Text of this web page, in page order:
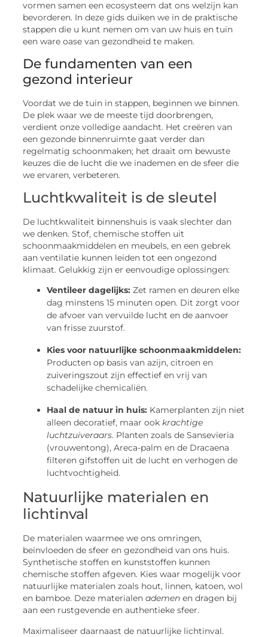
vormen samen een ecosysteem dat ons welzijn kan
bevorderen. In deze gids duiken we in de praktische
stappen die u kunt nemen om van uw huis en tuin
een ware oase van gezondheid te maken.
De fundamenten van een
gezond interieur
Voordat we de tuin in stappen, beginnen we binnen.
De plek waar we de meeste tijd doorbrengen,
verdient onze volledige aandacht. Het creëren van
een gezonde binnenruimte gaat verder dan
regelmatig schoonmaken; het draait om bewuste
keuzes die de lucht die we inademen en de sfeer die
we ervaren, verbeteren.
Luchtkwaliteit is de sleutel
De luchtkwaliteit binnenshuis is vaak slechter dan
we denken. Stof, chemische stoffen uit
schoonmaakmiddelen en meubels, en een gebrek
aan ventilatie kunnen leiden tot een ongezond
klimaat. Gelukkig zijn er eenvoudige oplossingen:
Ventileer dagelijks: Zet ramen en deuren elke
dag minstens 15 minuten open. Dit zorgt voor
de afvoer van vervuilde lucht en de aanvoer
van frisse zuurstof.
Kies voor natuurlijke schoonmaakmiddelen:
Producten op basis van azijn, citroen en
zuiveringszout zijn effectief en vrij van
schadelijke chemicaliën.
Haal de natuur in huis: Kamerplanten zijn niet
alleen decoratief, maar ookkrachtige
luchtzuiveraars. Planten zoals de Sansevieria
(vrouwentong), Areca-palm en de Dracaena
filteren gifstoffen uit de lucht en verhogen de
luchtvochtigheid.
Natuurlijke materialen en
lichtinval
De materialen waarmee we ons omringen,
beïnvloeden de sfeer en gezondheid van ons huis.
Synthetische stoffen en kunststoffen kunnen
chemische stoffen afgeven. Kies waar mogelijk voor
natuurlijke materialen zoals hout, linnen, katoen, wol
en bamboe. Deze materialenademen en dragen bij
aan een rustgevende en authentieke sfeer.
Maximaliseer daarnaast de natuurlijke lichtinval.